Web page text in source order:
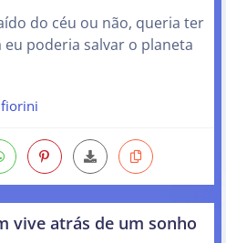
do céu ou não, queria ter
poderia salvar o planeta
vive atrás de um sonho